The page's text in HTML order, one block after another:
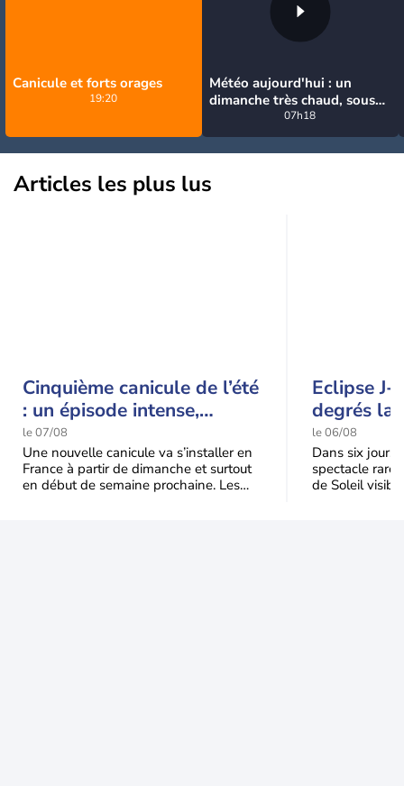
Canicule et forts orages
19:20
Météo aujourd'hui : un
dimanche très chaud, sous
la menace de quelques
orages
07h18
Articles les plus lus
Cinquième canicule de l’été
: un épisode intense,
durable et étendu la
semaine prochaine
le 07/08
Une nouvelle canicule va s’installer en
France à partir de dimanche et surtout
en début de semaine prochaine. Les
Eclipse J-
degrés la
t-elle
l'éclipse
le 06/08
Dans six
spectacle rare
de Soleil